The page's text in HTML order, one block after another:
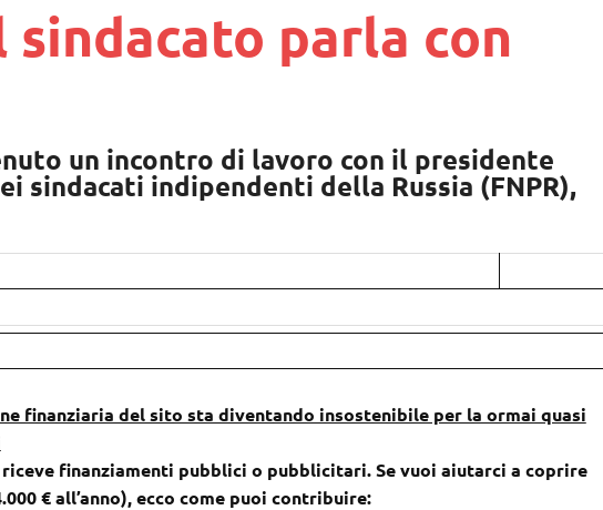
sindacato parla con
un incontro di lavoro con il presidente
sindacati indipendenti della Russia (FNPR),
finanziaria del sito sta diventando insostenibile per la ormai quasi
finanziamenti pubblici o pubblicitari. Se vuoi aiutarci a coprire
€ all’anno), ecco come puoi contribuire: